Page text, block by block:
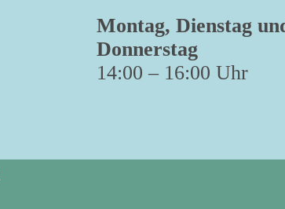
Montag, Dienstag
Donnerstag
14:00 – 16:00 Uhr